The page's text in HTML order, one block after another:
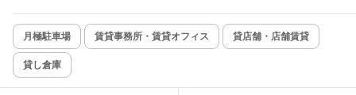
新着のみ インターネット無料
該当件数:
物件一覧に反映
月極駐車場 賃貸事務所・賃貸オフィス 貸店舗・店舗賃貸
貸し倉庫